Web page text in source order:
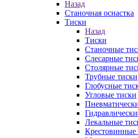
Назад
Станочная оснастка
Тиски
Назад
Тиски
Станочные
Слесарные
Столярные
Трубные тиски
Глобусные
Угловые тиски
Лекальные
Крестовинные